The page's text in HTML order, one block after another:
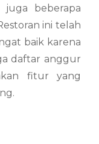
juga beberapa
ini telah
baik karena
daftar anggur
fitur yang